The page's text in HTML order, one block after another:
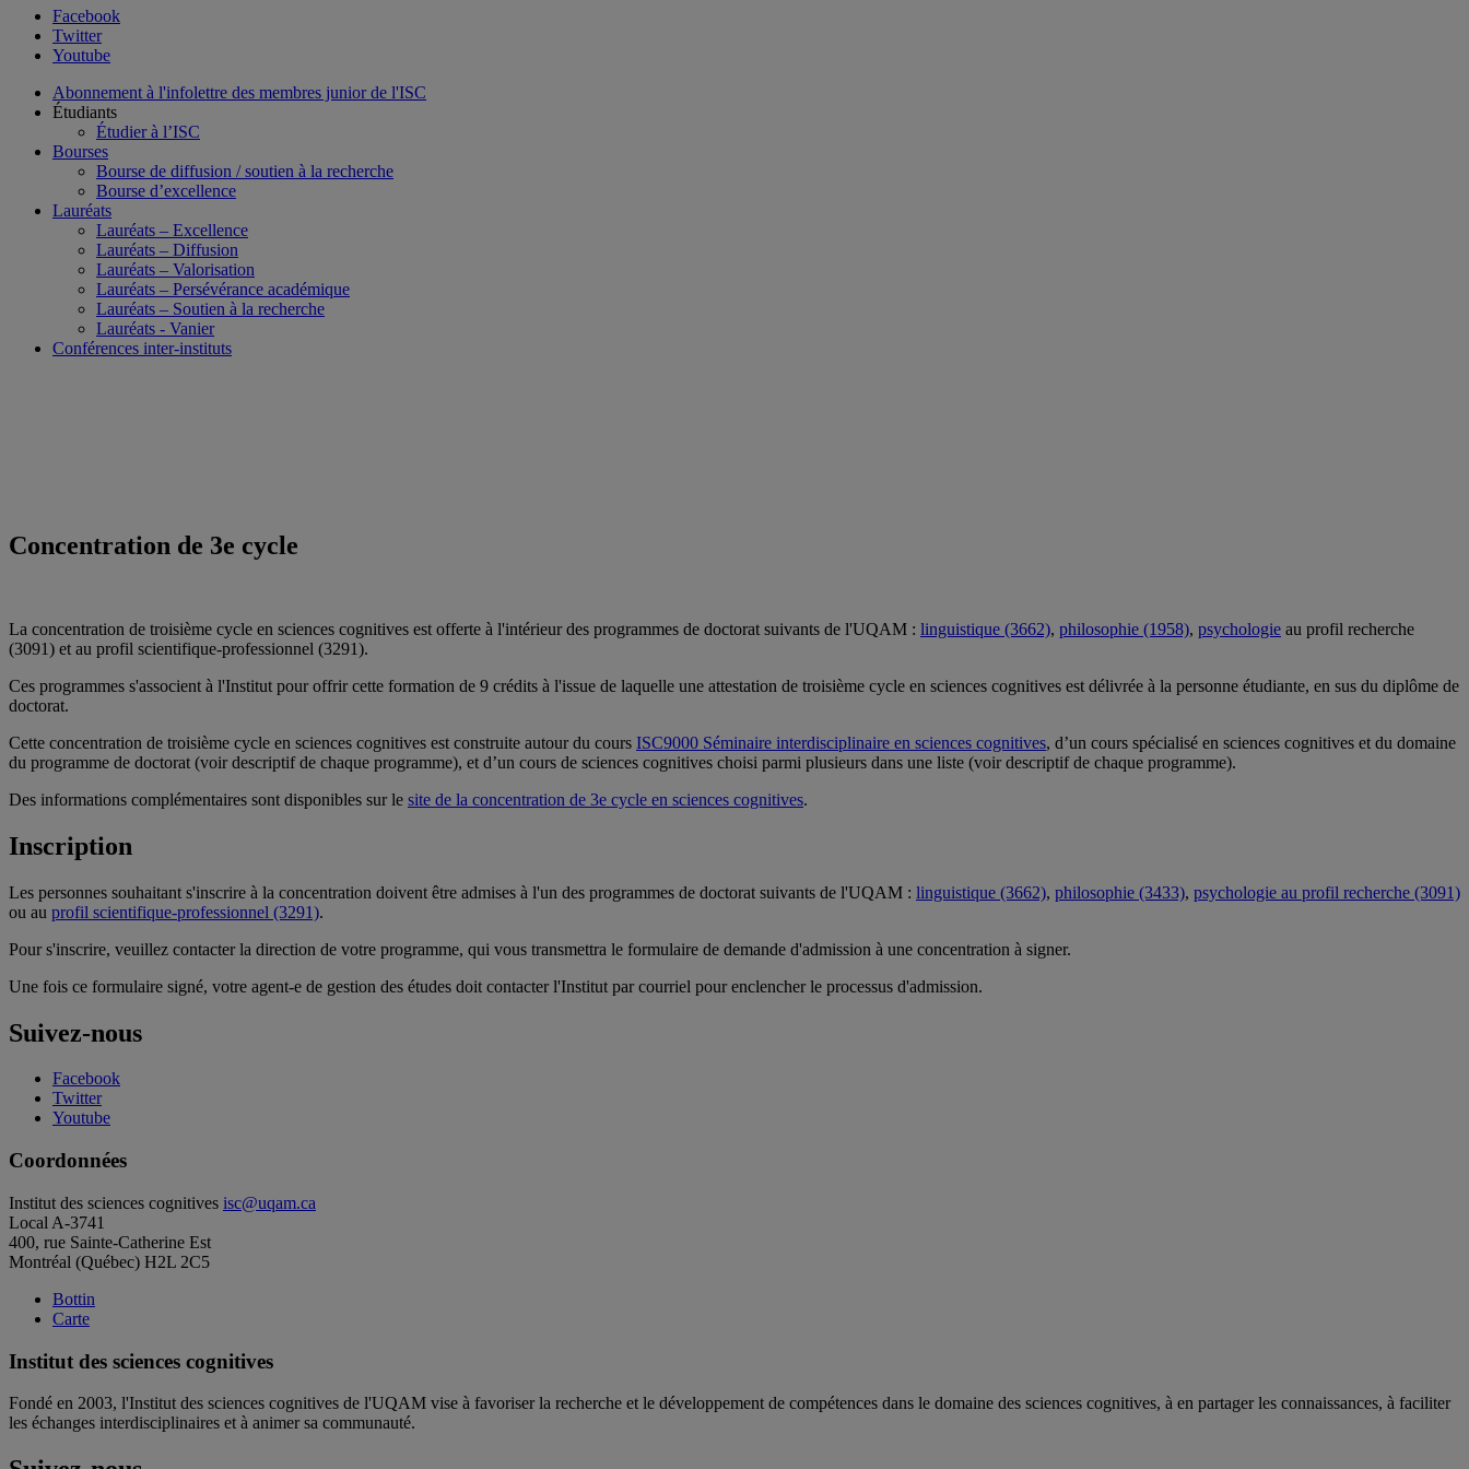
Facebook
Twitter
Youtube
Abonnement à l'infolettre des membres junior de l'ISC
Étudiants
Étudier à l’ISC
Bourses
Bourse de diffusion / soutien à la recherche
Bourse d’excellence
Lauréats
Lauréats – Excellence
Lauréats – Diffusion
Lauréats – Valorisation
Lauréats – Persévérance académique
Lauréats – Soutien à la recherche
Lauréats - Vanier
Conférences inter-instituts
Concentration de 3e cycle
La concentration de troisième cycle en sciences cognitives est offerte à l'intérieur des programmes de doctorat suivants de l'UQAM : linguistique (3662), philosophie (1958), psychologie au profil recherche
(3091) et au profil scientifique-professionnel (3291).
Ces programmes s'associent à l'Institut pour offrir cette formation de 9 crédits à l'issue de laquelle une attestation de troisième cycle en sciences cognitives est délivrée à la personne étudiante, en sus du diplôme de
doctorat.
Cette concentration de troisième cycle en sciences cognitives est construite autour du cours ISC9000 Séminaire interdisciplinaire en sciences cognitives, d’un cours spécialisé en sciences cognitives et du domaine
du programme de doctorat (voir descriptif de chaque programme), et d’un cours de sciences cognitives choisi parmi plusieurs dans une liste (voir descriptif de chaque programme).
Des informations complémentaires sont disponibles sur le site de la concentration de 3e cycle en sciences cognitives.
Inscription
Les personnes souhaitant s'inscrire à la concentration doivent être admises à l'un des programmes de doctorat suivants de l'UQAM : linguistique (3662), philosophie (3433), psychologie au profil recherche (3091)
ou au profil scientifique-professionnel (3291).
Pour s'inscrire, veuillez contacter la direction de votre programme, qui vous transmettra le formulaire de demande d'admission à une concentration à signer.
Une fois ce formulaire signé, votre agent-e de gestion des études doit contacter l'Institut par courriel pour enclencher le processus d'admission.
Suivez-nous
Facebook
Twitter
Youtube
Coordonnées
Institut des sciences cognitives isc@uqam.ca
Local A-3741
400, rue Sainte-Catherine Est
Montréal (Québec) H2L 2C5
Bottin
Carte
Institut des sciences cognitives
Fondé en 2003, l'Institut des sciences cognitives de l'UQAM vise à favoriser la recherche et le développement de compétences dans le domaine des sciences cognitives, à en partager les connaissances, à faciliter
les échanges interdisciplinaires et à animer sa communauté.